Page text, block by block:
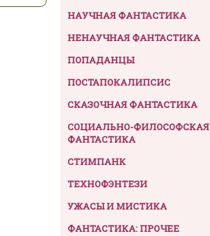
НАУЧНАЯ ФАНТАСТИКА
НЕНАУЧНАЯ ФАНТАСТИКА
ПОПАДАНЦЫ
ПОСТАПОКАЛИПСИС
СКАЗОЧНАЯ ФАНТАСТИКА
СОЦИАЛЬНО-ФИЛОСОФСКАЯ
ФАНТАСТИКА
СТИМПАНК
ТЕХНОФЭНТЕЗИ
УЖАСЫ И МИСТИКА
ФАНТАСТИКА: ПРОЧЕЕ